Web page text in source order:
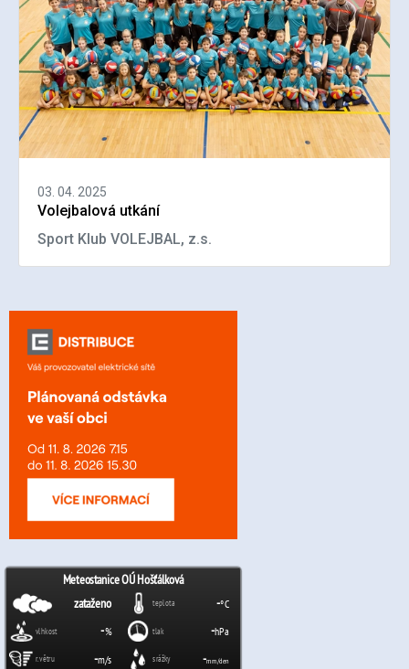
03. 04. 2025
Volejbalová utkání
Sport Klub VOLEJBAL, z.s.